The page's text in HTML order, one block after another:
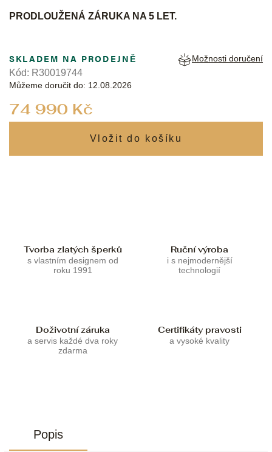
PRODLOUŽENÁ ZÁRUKA NA 5 LET.
74 990 Kč
SKLADEM NA PRODEJNĚ
Můžeme doručit do: 12.08.2026
Možnosti doručení
Kód: R30019744
Tvorba zlatých šperků
s vlastním designem od
roku 1991
Ruční výroba
i s nejmodernější
technologií
Doživotní záruka
a servis každé dva roky
zdarma
Certifikáty pravosti
a vysoké kvality
Popis